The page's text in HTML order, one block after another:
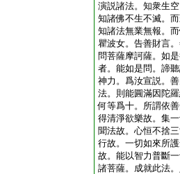
演説諸法。知衆生
知諸佛不生不滅。
知諸法無業無報。
瞿波女。告善財言
問菩薩摩訶薩。如
者。能如是問。諦
神力。爲汝宣説。
法。則能圓滿因陀
何等爲十。所謂依
得清淨欲樂故。集
聞法故。心恒不捨
行故。一切如來所
故。能以智力普斷
諸菩薩。成就此法